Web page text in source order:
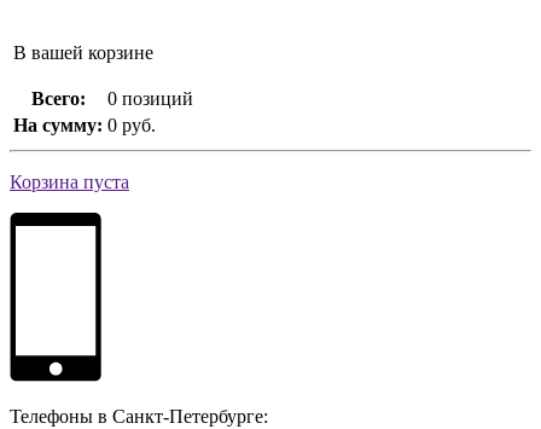
В вашей корзине
Всего:
0 позиций
На сумму: 0 руб.
Корзина пуста
Телефоны в Санкт-Петербурге: